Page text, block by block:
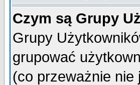
Czym są Grupy
Grupy
grupować
(co przeważnie nie